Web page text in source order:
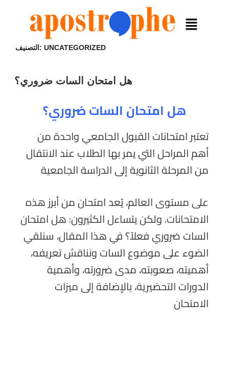
التصنيف: UNCATEGORIZED
هل امتحان السات ضروري؟
هل امتحان السات ضروري؟
تعتبر امتحانات القبول الجامعي واحدة من
أهم المراحل التي يمر بها الطلاب عند الانتقال
من المرحلة الثانوية إلى الدراسة الجامعية
على مستوى العالم، يُعد امتحان من أبرز هذه
الامتحانات. ولكن يتساءل الكثيرون: هل امتحان
السات ضروري فعلاً؟ في هذا المقال، سنلقي
الضوء على موضوع السات ونناقش تعريفه،
أهميته، صعوبته، مدى ضرورته، وأهمية
الدورات التحضيرية، بالإضافة إلى ميزات
الامتحان